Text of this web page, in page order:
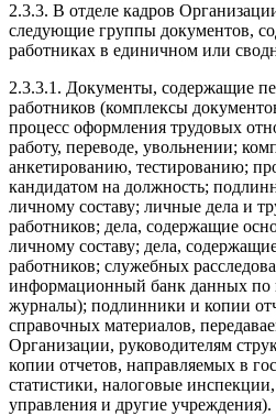
2.3.3. В отделе кадров
следующие группы документов,
работниках в единичном или
2.3.3.1. Документы, содержащие
работников (комплексы
процесс оформления трудовых
работу, переводе, увольнении;
анкетированию, тестированию;
кандидатом на должность;
личному составу; личные дела и
работников; дела, содержащие
личному составу; дела,
работников; служебных
информационный банк данных по
журналы); подлинники и копии
справочных материалов,
Организации, руководителям
копии отчетов, направляемых в
статистики, налоговые
управления и другие учреждения).